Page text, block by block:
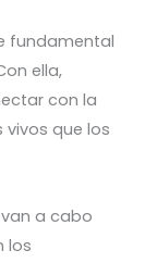
fundamental
ella,
con la
que los
a cabo
los